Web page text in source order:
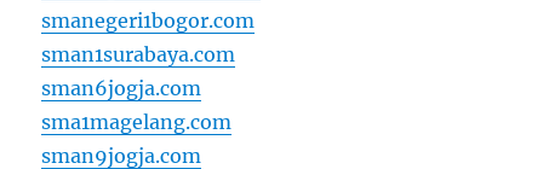
smanegeri1bogor.com
sman1surabaya.com
sman6jogja.com
sma1magelang.com
sman9jogja.com